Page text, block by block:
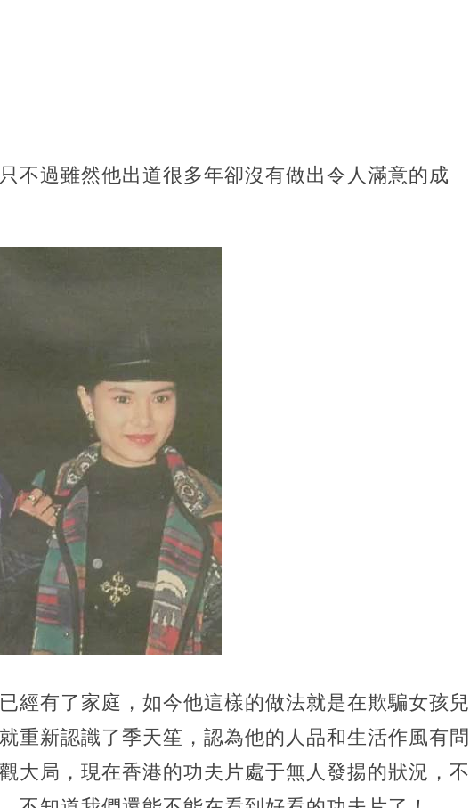
不過雖然他出道很多年卻沒有做出令人滿意的成
經有了家庭，如今他這樣的做法就是在欺騙女孩兒
重新認識了季天笙，認為他的人品和生活作風有問
大局，現在香港的功夫片處于無人發揚的狀況，不